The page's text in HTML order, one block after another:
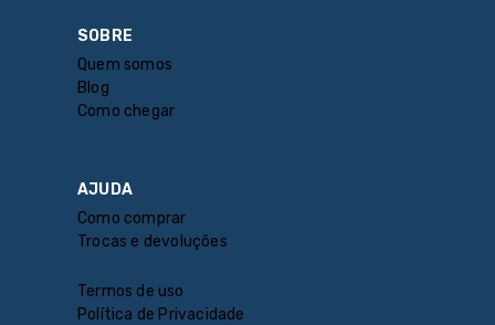
SOBRE
Quem somos
Blog
Como chegar
AJUDA
Como comprar
Trocas e devoluções
Termos de uso
Política de Privacidade